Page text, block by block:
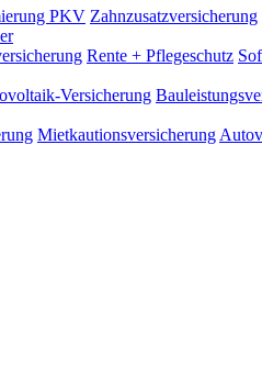
PKV Zahnzusatzversicherung
Rente + Pflegeschutz
Versicherung
Mietkautionsversicherung